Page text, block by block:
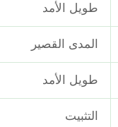
طويل الأمد
المدى القصير
طويل الأمد
التثبيت